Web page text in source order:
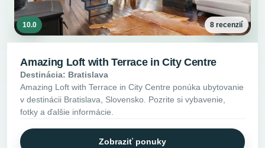
10.0 8 recenzií
Amazing Loft with Terrace in City Centre
Destinácia: Bratislava
Amazing Loft with Terrace in City Centre ponúka ubytovanie
v destinácii Bratislava, Slovensko. Pozrite si vybavenie,
fotky a ďalšie informácie.
Zobraziť ponuky